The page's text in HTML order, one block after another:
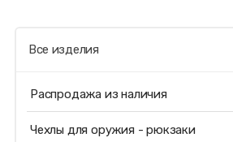
Все изделия
Распродажа из наличия
Чехлы для оружия - рюкзаки